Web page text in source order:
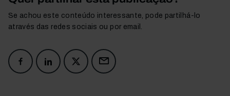
Se achou este conteúdo interessante, pode partilhá-lo
através das redes sociais ou por email.